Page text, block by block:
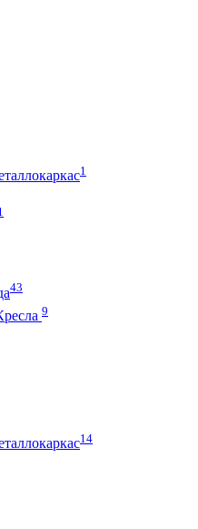
1
43
9
14